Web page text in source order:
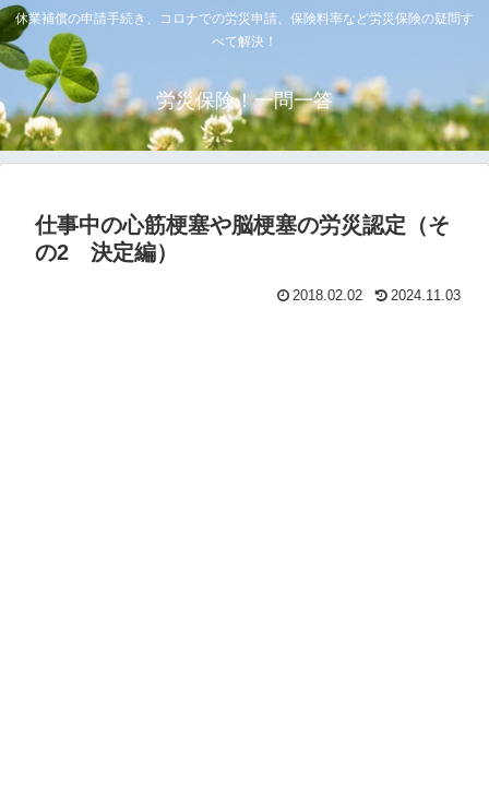
休業補償の申請手続き、コロナでの労災申請、保険料率など労災保険の疑問す
べて解決！
労災保険！一問一答
仕事中の心筋梗塞や脳梗塞の労災認定（そ
の2 決定編）
2018.02.02 2024.11.03